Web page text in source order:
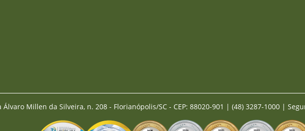
Álvaro Millen da Silveira, n. 208 - Florianópolis/SC - CEP: 88020-901 | (48) 3287-1000 |